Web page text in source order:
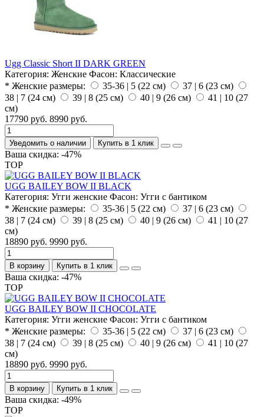
Ugg Classic Short II DARK GREEN
Категория: Женские Фасон: Классические
* Женские размеры:
35-36 | 5 (22 см)
37 | 6 (23 см)
38 | 7 (24 см)
39 | 8 (25 см) 40 | 9 (26 см)
41 | 10 (27
см)
17790 руб. 8990 руб.
Уведомить о наличии Купить в 1 клик
Ваша скидка: -47%
TOP
UGG BAILEY BOW II BLACK
Категория: Угги женские Фасон: Угги с бантиком
* Женские размеры:
35-36 | 5 (22 см)
37 | 6 (23 см)
38 | 7 (24 см)
39 | 8 (25 см) 40 | 9 (26 см)
41 | 10 (27
см)
18890 руб. 9990 руб.
В корзину Купить в 1 клик
Ваша скидка: -47%
TOP
UGG BAILEY BOW II CHOCOLATE
Категория: Угги женские Фасон: Угги с бантиком
* Женские размеры:
35-36 | 5 (22 см)
37 | 6 (23 см)
38 | 7 (24 см)
39 | 8 (25 см) 40 | 9 (26 см)
41 | 10 (27
см)
18890 руб. 9990 руб.
В корзину Купить в 1 клик
Ваша скидка: -49%
TOP